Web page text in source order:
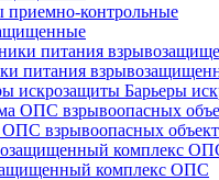
контрольные
питания
Барьеры
взрывоопасных
комплекс ОПС